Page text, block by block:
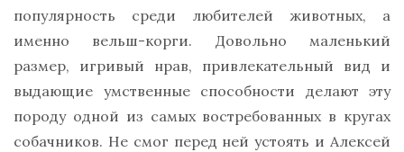
популярность среди любителей животных, а
именно вельш-корги. Довольно маленький
размер, игривый нрав, привлекательный вид и
выдающие умственные способности делают эту
породу одной из самых востребованных в кругах
собачников. Не смог перед ней устоять и Алексей